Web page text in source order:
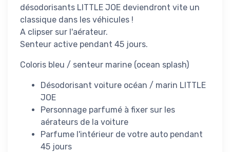
désodorisants LITTLE JOE deviendront vite un
classique dans les véhicules !
A clipser sur l'aérateur.
Senteur active pendant 45 jours.
Coloris bleu / senteur marine (ocean splash)
Désodorisant voiture océan / marin LITTLE
JOE
Personnage parfumé à fixer sur les
aérateurs de la voiture
Parfume l'intérieur de votre auto pendant
45 jours